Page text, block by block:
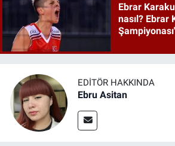
Ebrar
nasıl? Ebrar
EDITÖR HAKKINDA
Ebru Asitan